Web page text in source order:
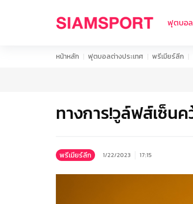
ฟุตบอล
หน้าหลัก ฟุตบอลต่างประเทศ พรีเมียร์ลีก
ทางการ!วูล์ฟส์เซ็น
พรีเมียร์ลีก 1/22/2023 17:15